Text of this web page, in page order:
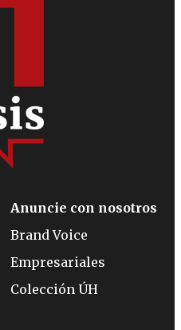
Anuncie con nosotros
Brand Voice
Empresariales
Colección ÚH